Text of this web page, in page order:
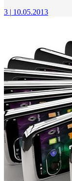
3 | 10.05.2013